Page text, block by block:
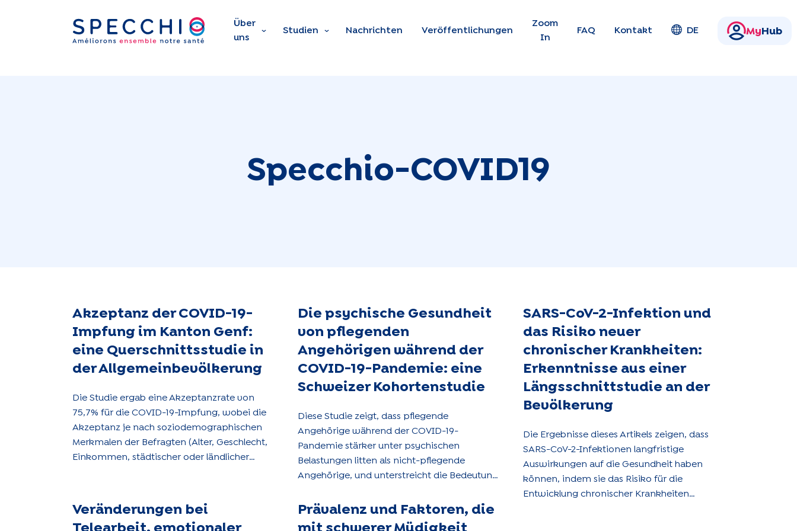
Zum Hauptinhalt springen
Über
uns
Studien Nachrichten Veröffentlichungen
Zoom
In
FAQ Kontakt DE My Hub
Specchio-COVID19
Akzeptanz der COVID-19-
Impfung im Kanton Genf:
eine Querschnittsstudie in
der Allgemeinbevölkerung
Die Studie ergab eine Akzeptanzrate von
75,7% für die COVID-19-Impfung, wobei die
Akzeptanz je nach soziodemographischen
Merkmalen der Befragten (Alter, Geschlecht,
Einkommen, städtischer oder ländlicher
Die psychische Gesundheit
von pflegenden
Angehörigen während der
COVID-19-Pandemie: eine
Schweizer Kohortenstudie
Diese Studie zeigt, dass pflegende
Angehörige während der COVID-19-
Pandemie stärker unter psychischen
Belastungen litten als nicht-pflegende
Angehörige, und unterstreicht die Bedeutung
Rahmen der Gesundheitspolitik.
SARS-CoV-2-Infektion und
das Risiko neuer
chronischer Krankheiten:
Erkenntnisse aus einer
Längsschnittstudie an der
Bevölkerung
Die Ergebnisse dieses Artikels zeigen, dass
SARS-CoV-2-Infektionen langfristige
Auswirkungen auf die Gesundheit haben
können, indem sie das Risiko für die
Entwicklung chronischer Krankheiten
Veränderungen bei
Telearbeit, emotionaler
Prävalenz und Faktoren, die
mit schwerer Müdigkeit